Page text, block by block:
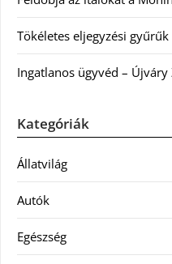
Tökéletes eljegyzési
Ingatlanos ügyvéd –
Kategóriák
Állatvilág
Autók
Egészség